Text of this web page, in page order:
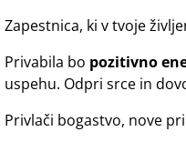
Zapestnica, ki v tvoje
Privabila bo pozitivno
uspehu. Odpri srce in
Privlači bogastvo, nove